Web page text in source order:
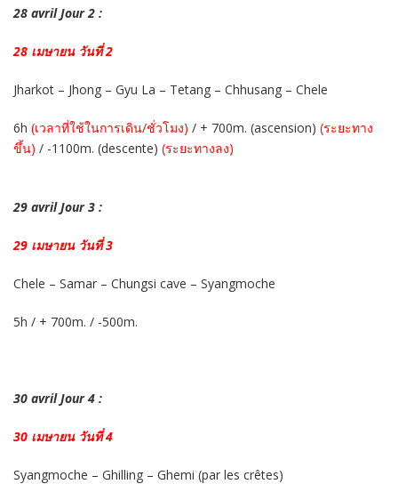
28 avril Jour 2 :
28 เมษายน วันที่ 2
Jharkot – Jhong – Gyu La – Tetang – Chhusang – Chele
6h (เวลาที่ใช้ในการเดิน/ชั่วโมง) / + 700m. (ascension) (ระยะทาง
ขึ้น) / -1100m. (descente) (ระยะทางลง)
29 avril Jour 3 :
29 เมษายน วันที่ 3
Chele – Samar – Chungsi cave – Syangmoche
5h / + 700m. / -500m.
30 avril Jour 4 :
30 เมษายน วันที่ 4
Syangmoche – Ghilling – Ghemi (par les crêtes)